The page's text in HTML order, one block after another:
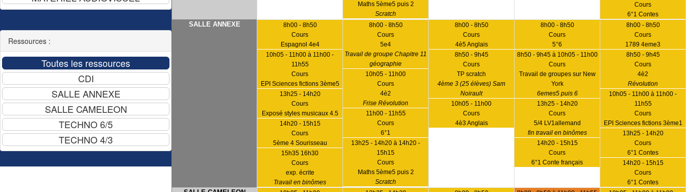
Ressources :
Maths 5ème5 puis 2
Scratch
Cours
6°1 Contes
SALLE ANNEXE
8h00 - 8h50
Cours
Espagnol 4e4
10h05 - 11h00 à 11h00 -
11h55
Cours
EPI Sciences fictions 3ème5
13h25 - 14h20
Cours
Exposé styles musicaux 4.5
14h20 - 15h15
Cours
5ème 4 Sourisseau
15h35 16h30
Cours
exp. écrite
Travail en binômes
8h00 - 8h50
Cours
5e4
Travail de groupe Chapitre 11
géographie
10h05 - 11h00
Cours
4è2
Frise Révolution
11h00 - 11h55
Cours
6°1
13h25 - 14h20 à 14h20 -
15h15
Cours
Maths 5ème5 puis 2
Scratch
8h00 - 8h50
Cours
4è5 Anglais
8h50 - 9h45
Cours
TP scratch
4ème 3 (25 élèves) Sam
Noirault
10h05 - 11h00
Cours
4è3 Anglais
8h00 - 8h50
Cours
5°6
8h50 - 9h45 à 10h05 - 11h00
Cours
Travail de groupes sur New
York
6emes5 puis 6
13h25 - 14h20
Cours
5/4 LV1allemand
fin travail en binômes
14h20 - 15h15
Cours
6°1 Conte français
8h00 - 8h50
Cours
1789 4eme3
8h50 - 9h45
Cours
4è2
Révolution
10h05 - 11h00 à 11h00 -
11h55
Cours
EPI Sciences fictions 3ème1
13h25 - 14h20
Cours
6°1 Contes
14h20 - 15h15
Cours
6°1 Contes